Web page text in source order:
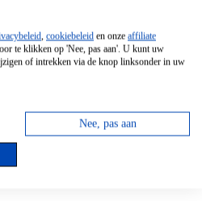
, cookiebeleid en onze affiliate
te klikken op 'Nee, pas aan'. U kunt uw
of intrekken via de knop linksonder in uw
Nee, pas aan